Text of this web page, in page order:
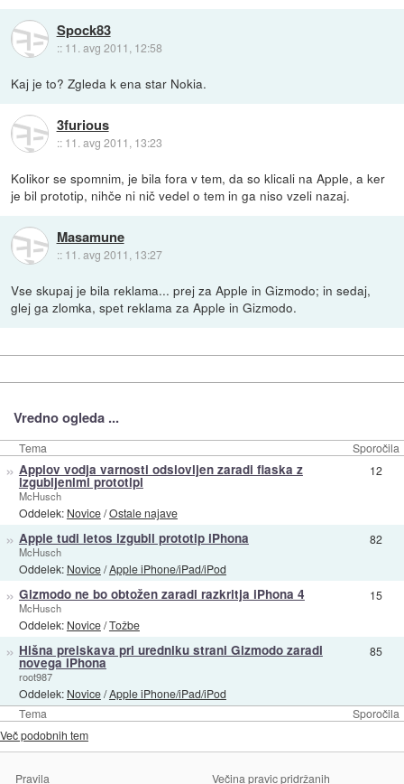
Spock83
:: 11. avg 2011, 12:58
Kaj je to? Zgleda k ena star Nokia.
3furious
:: 11. avg 2011, 13:23
Kolikor se spomnim, je bila fora v tem, da so klicali na Apple, a ker
je bil prototip, nihče ni nič vedel o tem in ga niso vzeli nazaj.
Masamune
:: 11. avg 2011, 13:27
Vse skupaj je bila reklama... prej za Apple in Gizmodo; in sedaj,
glej ga zlomka, spet reklama za Apple in Gizmodo.
Vredno ogleda ...
Tema Sporočila
Tema Sporočila
» Applov vodja varnosti odslovljen zaradi fiaska z
izgubljenimi prototipi
McHusch
Oddelek: Novice/Ostale najave
12
» Apple tudi letos izgubil prototip iPhona
McHusch
Oddelek: Novice/Apple iPhone/iPad/iPod
82
» Gizmodo ne bo obtožen zaradi razkritja iPhona 4
McHusch
Oddelek: Novice/Tožbe
15
» Hišna preiskava pri uredniku strani Gizmodo zaradi
novega iPhona
root987
Oddelek: Novice/Apple iPhone/iPad/iPod
85
Več podobnih tem
Pravila Večina pravic pridržanih